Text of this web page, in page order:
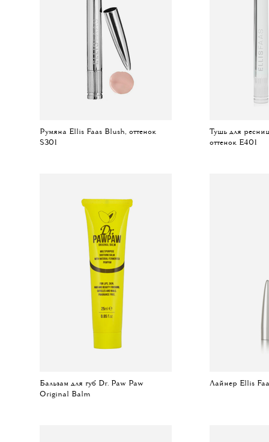
Румяна Ellis Faas Blush, оттенок
S301
Тушь для
оттенок E401
Бальзам для губ Dr. Paw Paw
Original Balm
Лайнер Ellis